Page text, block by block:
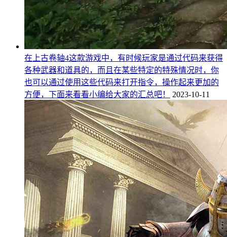
在上古卷轴4这款游戏中，有时候玩家是通过代码来获得
各种武器和道具的，而且在某些特定的特殊情况时，你
也可以通过使用这些代码来打开指令，操作起来更加的
方便，下面来看看小编给大家的汇总吧！
2023-10-11